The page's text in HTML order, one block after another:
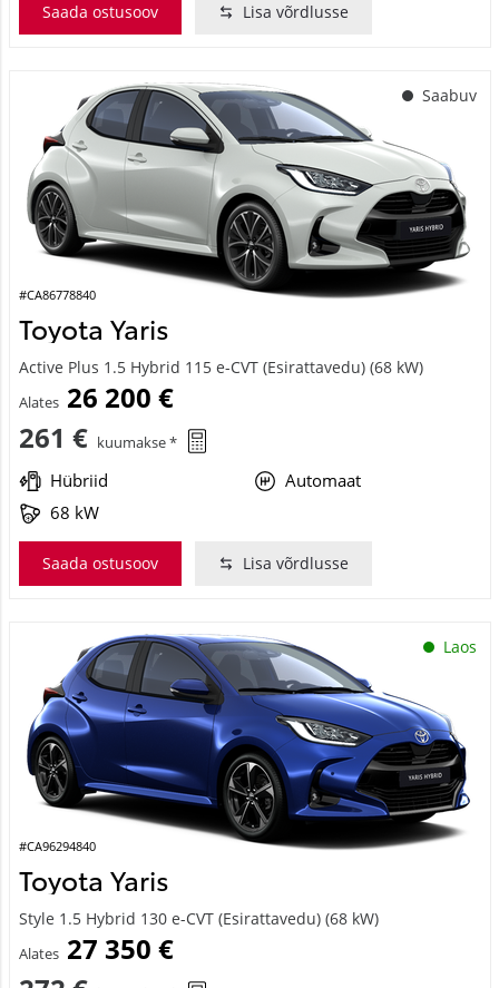
Saada ostusoov Lisa võrdlusse
Saabuv
#CA86778840
Toyota Yaris
Active Plus 1.5 Hybrid 115 e-CVT (Esirattavedu) (68 kW)
Alates 26 200 €
261 € kuumakse *
Hübriid
Automaat
68 kW
Saada ostusoov Lisa võrdlusse
Laos
#CA96294840
Toyota Yaris
Style 1.5 Hybrid 130 e-CVT (Esirattavedu) (68 kW)
Alates 27 350 €